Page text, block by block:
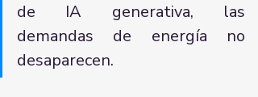
de IA generativa, las
demandas de energía no
desaparecen.